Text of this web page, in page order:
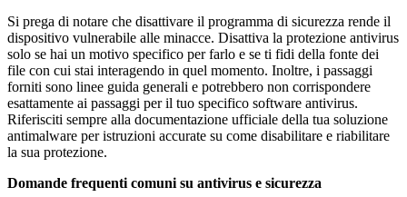
Si prega di notare che disattivare il programma di sicurezza rende il
dispositivo vulnerabile alle minacce. Disattiva la protezione antivirus
solo se hai un motivo specifico per farlo e se ti fidi della fonte dei
file con cui stai interagendo in quel momento. Inoltre, i passaggi
forniti sono linee guida generali e potrebbero non corrispondere
esattamente ai passaggi per il tuo specifico software antivirus.
Riferisciti sempre alla documentazione ufficiale della tua soluzione
antimalware per istruzioni accurate su come disabilitare e riabilitare
la sua protezione.
Domande frequenti comuni su antivirus e sicurezza